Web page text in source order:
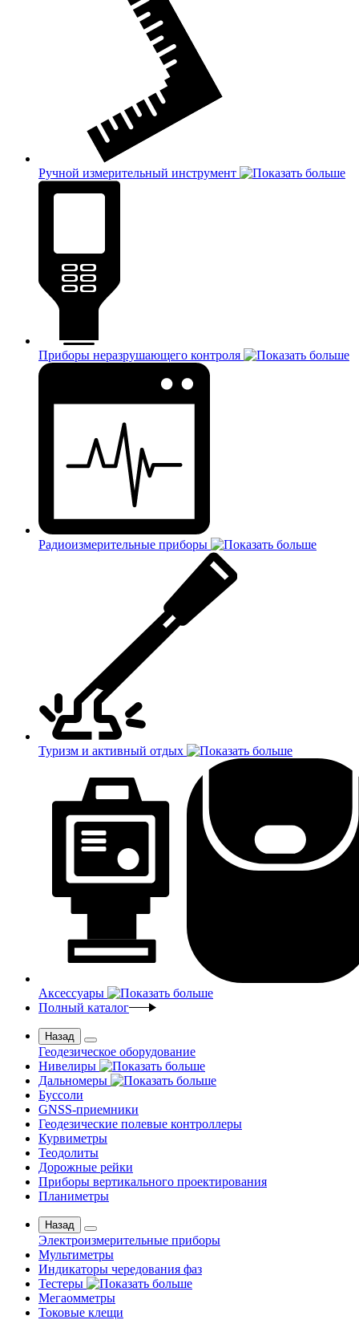
Ручной измерительный инструмент
Приборы неразрушающего контроля
Радиоизмерительные приборы
Туризм и активный отдых
Аксессуары
Полный каталог
Назад
Геодезическое оборудование
Нивелиры
Дальномеры
Буссоли
GNSS-приемники
Геодезические полевые контроллеры
Курвиметры
Теодолиты
Дорожные рейки
Приборы вертикального проектирования
Планиметры
Назад
Электроизмерительные приборы
Мультиметры
Индикаторы чередования фаз
Тестеры
Мегаомметры
Токовые клещи